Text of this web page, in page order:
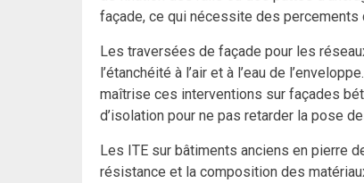
façade, ce qui nécessite des
Les traversées de façade pour les
l’étanchéité à l’air et à l’eau de
maîtrise ces interventions sur façades
d’isolation pour ne pas retarder la pose
Les ITE sur bâtiments anciens en pierre
résistance et la composition des